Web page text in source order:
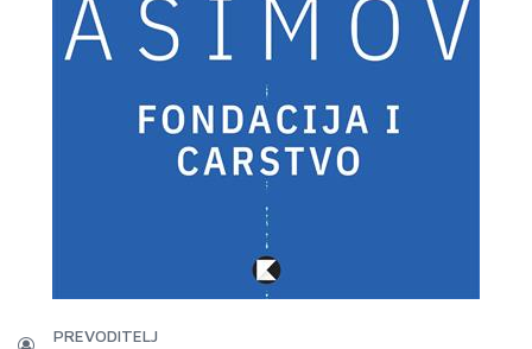
PREVODITELJ